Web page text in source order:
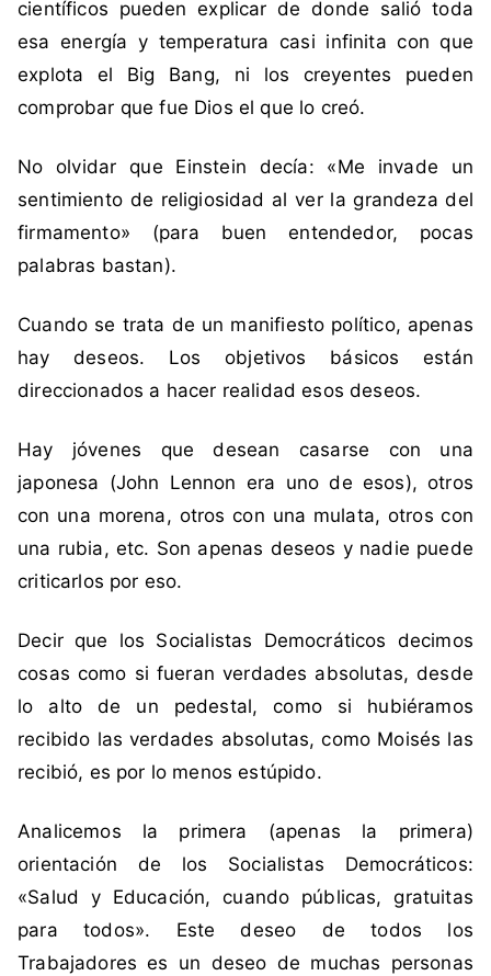
o
f
í
S
o
a
i
s
t
D
m
o
c
r
t
c
a
,
S
c
a
l
i
s
científicos pueden explicar de donde salió toda
esa energía y temperatura casi infinita con que
explota el Big Bang, ni los creyentes pueden
comprobar que fue Dios el que lo creó.
No olvidar que Einstein decía: «Me invade un
sentimiento de religiosidad al ver la grandeza del
firmamento» (para buen entendedor, pocas
palabras bastan).
Cuando se trata de un manifiesto político, apenas
hay deseos. Los objetivos básicos están
direccionados a hacer realidad esos deseos.
Hay jóvenes que desean casarse con una
japonesa (John Lennon era uno de esos), otros
con una morena, otros con una mulata, otros con
una rubia, etc. Son apenas deseos y nadie puede
criticarlos por eso.
Decir que los Socialistas Democráticos decimos
cosas como si fueran verdades absolutas, desde
lo alto de un pedestal, como si hubiéramos
recibido las verdades absolutas, como Moisés las
recibió, es por lo menos estúpido.
Analicemos la primera (apenas la primera)
orientación de los Socialistas Democráticos:
«Salud y Educación, cuando públicas, gratuitas
para todos». Este deseo de todos los
Trabajadores es un deseo de muchas personas